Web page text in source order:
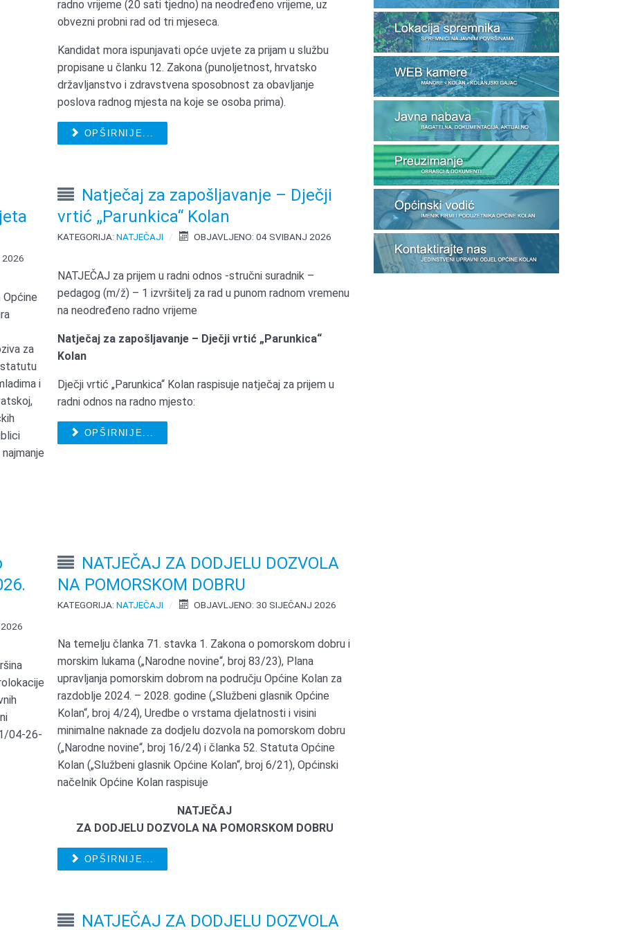
radno vrijeme (20 sati tjedno) na neodređeno vrijeme, uz
obvezni probni rad od tri mjeseca.
Kandidat mora ispunjavati opće uvjete za prijam u službu
propisane u članku 12. Zakona (punoljetnost, hrvatsko
državljanstvo i zdravstvena sposobnost za obavljanje
poslova radnog mjesta na koje se osoba prima).
OPŠIRNIJE...
2026
za
statutu
i
Natječaj za zapošljavanje – Dječji
vrtić „Parunkica“ Kolan
KATEGORIJA:NATJEČAJI OBJAVLJENO: 04 SVIBANJ 2026
NATJEČAJ za prijem u radni odnos -stručni suradnik –
pedagog (m/ž) – 1 izvršitelj za rad u punom radnom vremenu
na neodređeno radno vrijeme
Natječaj za zapošljavanje – Dječji vrtić „Parunkica“
Kolan
Dječji vrtić „Parunkica“ Kolan raspisuje natječaj za prijem u
radni odnos na radno mjesto:
OPŠIRNIJE...
04-26-
NATJEČAJ ZA DODJELU DOZVOLA
NA POMORSKOM DOBRU
KATEGORIJA:NATJEČAJI OBJAVLJENO: 30 SIJEČANJ 2026
Na temelju članka 71. stavka 1. Zakona o pomorskom dobru i
morskim lukama („Narodne novine“, broj 83/23), Plana
upravljanja pomorskim dobrom na području Općine Kolan za
razdoblje 2024. – 2028. godine („Službeni glasnik Općine
Kolan“, broj 4/24), Uredbe o vrstama djelatnosti i visini
minimalne naknade za dodjelu dozvola na pomorskom dobru
(„Narodne novine“, broj 16/24) i članka 52. Statuta Općine
Kolan („Službeni glasnik Općine Kolan“, broj 6/21), Općinski
načelnik Općine Kolan raspisuje
NATJEČAJ
ZA DODJELU DOZVOLA NA POMORSKOM DOBRU
OPŠIRNIJE...
NATJEČAJ ZA DODJELU DOZVOLA